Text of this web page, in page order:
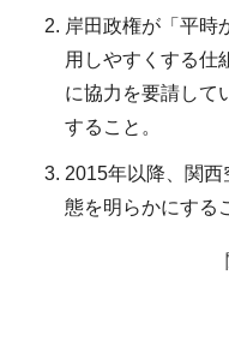
岸田政権が「平時
用しやすくする仕
に協力を要請して
すること。
2015年以降、関
態を明らかにする